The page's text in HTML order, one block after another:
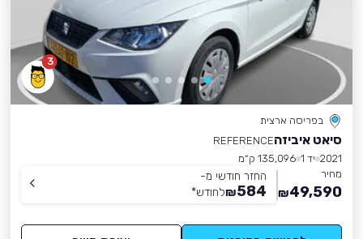
3
בפריסה ארצית
סיאט איביזהREFERENCE
2021 יד 1
135,096 ק״מ
מחיר
49,590
₪
החזר חודשי מ-
584
₪לחודש*